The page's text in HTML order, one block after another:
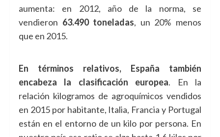
aumenta: en 2012, año de la norma, se
vendieron 63.490 toneladas, un 20% menos
que en 2015.
En términos relativos, España también
encabeza la clasificación europea. En la
relación kilogramos de agroquímicos vendidos
en 2015 por habitante, Italia, Francia y Portugal
están en el entorno de un kilo por persona. En